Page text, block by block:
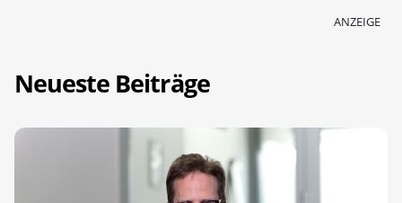
ANZEIGE
Neueste Beiträge